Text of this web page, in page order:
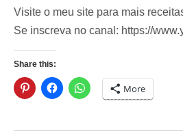
Visite o meu site para mais
Se inscreva no canal: https://
Share this:
More